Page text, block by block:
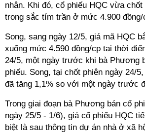
nhân. Khi đó, cổ phiếu HQC vừa chốt
trong sắc tím trần ở mức 4.900 đồng/
Song, sang ngày 12/5, giá mã HQC
xuống mức 4.590 đồng/cp tại thời
24/5, một ngày trước khi bà Phương
phiếu. Song, tại chốt phiên ngày 24/
đã tăng 1,1% so với một ngày trước
Trong giai đoạn bà Phương bán cổ
ngày 25/5 - 1/6), giá cổ phiếu HQC
biệt là sau thông tin dự án nhà ở xã